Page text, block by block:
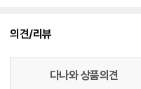
의견/리뷰
다나와 상품의견